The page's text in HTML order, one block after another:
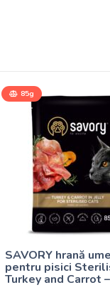
85g
SAVORY hrană
pentru pisici
Turkey and Carrot